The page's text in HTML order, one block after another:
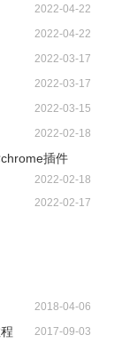
2022-04-22
2022-04-22
2022-03-17
2022-03-17
2022-03-15
2022-02-18
插件
2022-02-18
2022-02-17
2018-04-06
2017-09-03